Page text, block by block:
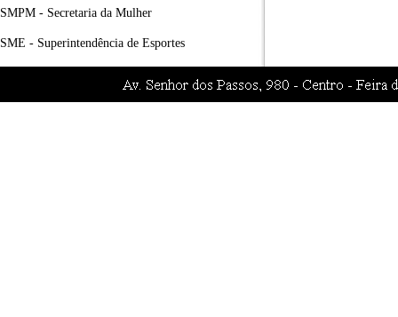
SMPM - Secretaria da Mulher
SME - Superintendência de Esportes